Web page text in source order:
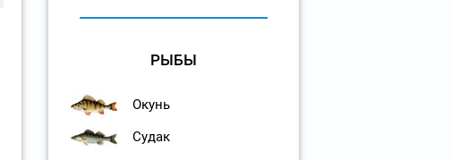
РЫБЫ
Окунь
Судак